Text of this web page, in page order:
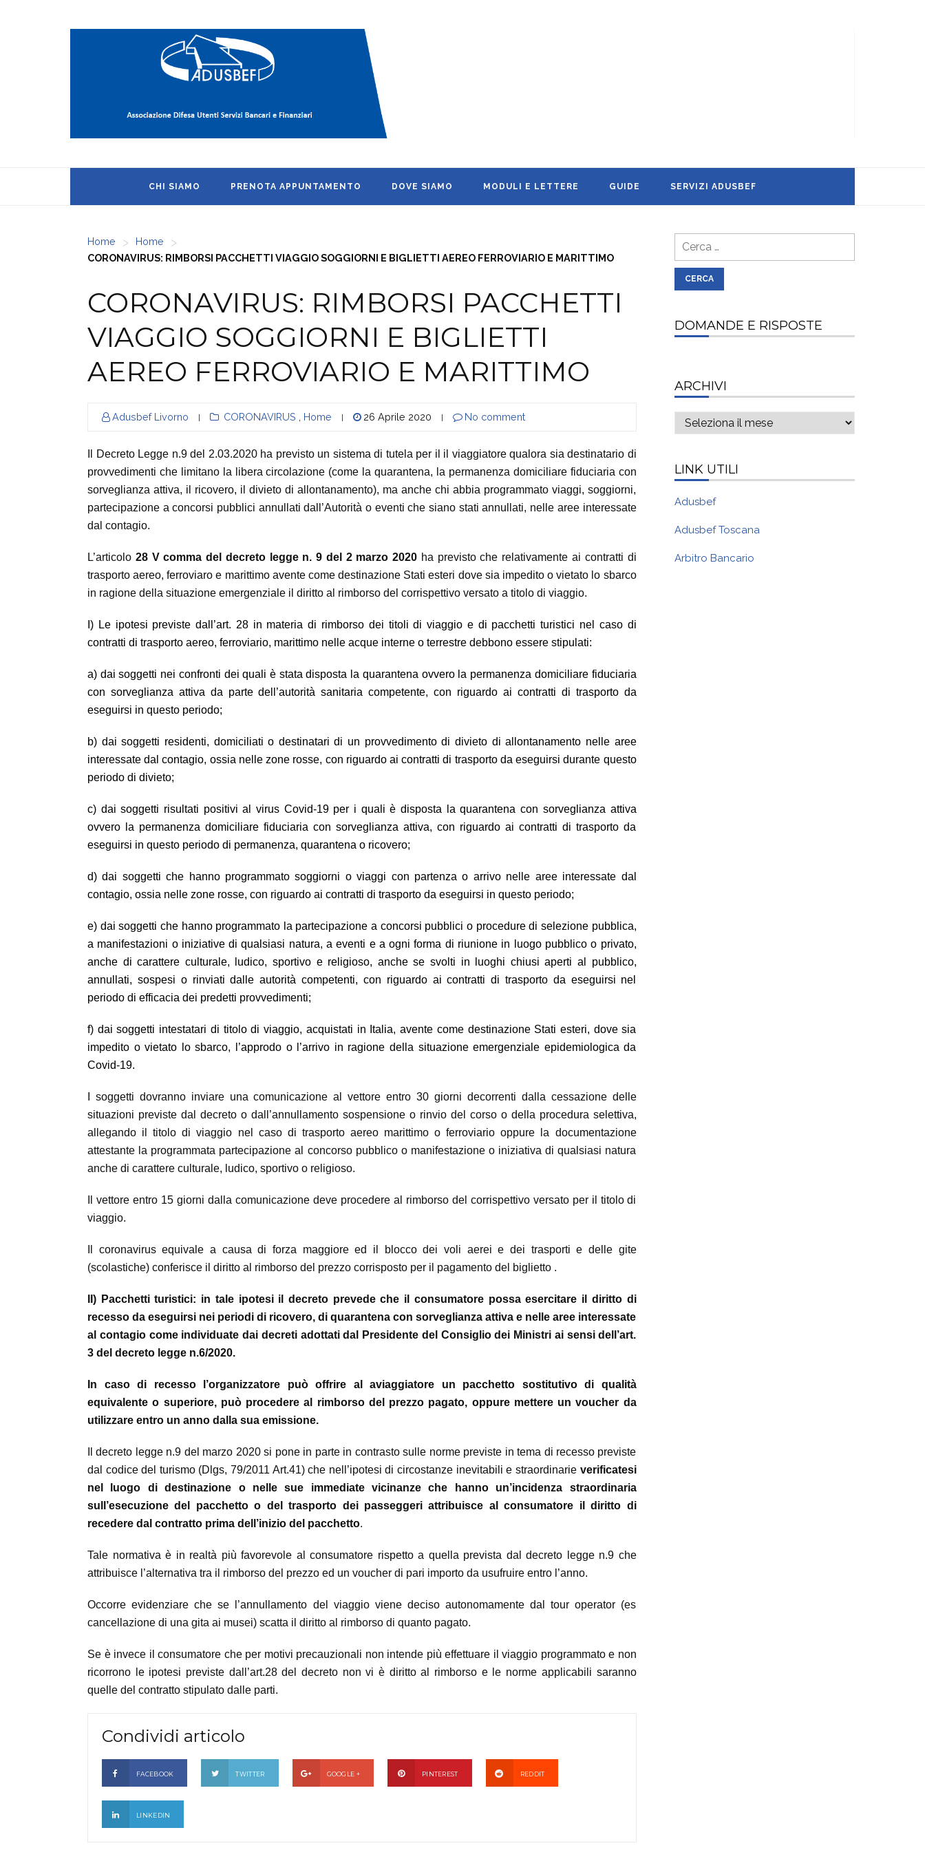
CHI SIAMO PRENOTA APPUNTAMENTO DOVE SIAMO MODULI E LETTERE GUIDE SERVIZI ADUSBEF
Home > Home >
CORONAVIRUS: RIMBORSI PACCHETTI VIAGGIO SOGGIORNI E BIGLIETTI AEREO FERROVIARIO E MARITTIMO
CORONAVIRUS: RIMBORSI PACCHETTI
VIAGGIO SOGGIORNI E BIGLIETTI
AEREO FERROVIARIO E MARITTIMO
Adusbef Livorno CORONAVIRUS Home 26 Aprile 2020 No comment
Il Decreto Legge n.9 del 2.03.2020 ha previsto un sistema di tutela per il il viaggiatore qualora sia destinatario di
provvedimenti che limitano la libera circolazione (come la quarantena, la permanenza domiciliare fiduciaria con
sorveglianza attiva, il ricovero, il divieto di allontanamento), ma anche chi abbia programmato viaggi, soggiorni,
partecipazione a concorsi pubblici annullati dall’Autorità o eventi che siano stati annullati, nelle aree interessate
dal contagio.
L’articolo 28 V comma del decreto legge n. 9 del 2 marzo 2020 ha previsto che relativamente ai contratti di
trasporto aereo, ferroviaro e marittimo avente come destinazione Stati esteri dove sia impedito o vietato lo sbarco
in ragione della situazione emergenziale il diritto al rimborso del corrispettivo versato a titolo di viaggio.
I) Le ipotesi previste dall’art. 28 in materia di rimborso dei titoli di viaggio e di pacchetti turistici nel caso di
contratti di trasporto aereo, ferroviario, marittimo nelle acque interne o terrestre debbono essere stipulati:
a) dai soggetti nei confronti dei quali è stata disposta la quarantena ovvero la permanenza domiciliare fiduciaria
con sorveglianza attiva da parte dell’autorità sanitaria competente, con riguardo ai contratti di trasporto da
eseguirsi in questo periodo;
b) dai soggetti residenti, domiciliati o destinatari di un provvedimento di divieto di allontanamento nelle aree
interessate dal contagio, ossia nelle zone rosse, con riguardo ai contratti di trasporto da eseguirsi durante questo
periodo di divieto;
c) dai soggetti risultati positivi al virus Covid-19 per i quali è disposta la quarantena con sorveglianza attiva
ovvero la permanenza domiciliare fiduciaria con sorveglianza attiva, con riguardo ai contratti di trasporto da
eseguirsi in questo periodo di permanenza, quarantena o ricovero;
d) dai soggetti che hanno programmato soggiorni o viaggi con partenza o arrivo nelle aree interessate dal
contagio, ossia nelle zone rosse, con riguardo ai contratti di trasporto da eseguirsi in questo periodo;
e) dai soggetti che hanno programmato la partecipazione a concorsi pubblici o procedure di selezione pubblica,
a manifestazioni o iniziative di qualsiasi natura, a eventi e a ogni forma di riunione in luogo pubblico o privato,
anche di carattere culturale, ludico, sportivo e religioso, anche se svolti in luoghi chiusi aperti al pubblico,
annullati, sospesi o rinviati dalle autorità competenti, con riguardo ai contratti di trasporto da eseguirsi nel
periodo di efficacia dei predetti provvedimenti;
f) dai soggetti intestatari di titolo di viaggio, acquistati in Italia, avente come destinazione Stati esteri, dove sia
impedito o vietato lo sbarco, l’approdo o l’arrivo in ragione della situazione emergenziale epidemiologica da
Covid-19.
I soggetti dovranno inviare una comunicazione al vettore entro 30 giorni decorrenti dalla cessazione delle
situazioni previste dal decreto o dall’annullamento sospensione o rinvio del corso o della procedura selettiva,
allegando il titolo di viaggio nel caso di trasporto aereo marittimo o ferroviario oppure la documentazione
attestante la programmata partecipazione al concorso pubblico o manifestazione o iniziativa di qualsiasi natura
anche di carattere culturale, ludico, sportivo o religioso.
Il vettore entro 15 giorni dalla comunicazione deve procedere al rimborso del corrispettivo versato per il titolo di
viaggio.
Il coronavirus equivale a causa di forza maggiore ed il blocco dei voli aerei e dei trasporti e delle gite
(scolastiche) conferisce il diritto al rimborso del prezzo corrisposto per il pagamento del biglietto .
II) Pacchetti turistici: in tale ipotesi il decreto prevede che il consumatore possa esercitare il diritto di
recesso da eseguirsi nei periodi di ricovero, di quarantena con sorveglianza attiva e nelle aree interessate
al contagio come individuate dai decreti adottati dal Presidente del Consiglio dei Ministri ai sensi dell’art.
3 del decreto legge n.6/2020.
In caso di recesso l’organizzatore può offrire al aviaggiatore un pacchetto sostitutivo di qualità
equivalente o superiore, può procedere al rimborso del prezzo pagato, oppure mettere un voucher da
utilizzare entro un anno dalla sua emissione.
Il decreto legge n.9 del marzo 2020 si pone in parte in contrasto sulle norme previste in tema di recesso previste
dal codice del turismo (Dlgs, 79/2011 Art.41) che nell’ipotesi di circostanze inevitabili e straordinarie verificatesi
nel luogo di destinazione o nelle sue immediate vicinanze che hanno un’incidenza straordinaria
sull’esecuzione del pacchetto o del trasporto dei passeggeri attribuisce al consumatore il diritto di
recedere dal contratto prima dell’inizio del pacchetto.
Tale normativa è in realtà più favorevole al consumatore rispetto a quella prevista dal decreto legge n.9 che
attribuisce l’alternativa tra il rimborso del prezzo ed un voucher di pari importo da usufruire entro l’anno.
Occorre evidenziare che se l’annullamento del viaggio viene deciso autonomamente dal tour operator (es
cancellazione di una gita ai musei) scatta il diritto al rimborso di quanto pagato.
Se è invece il consumatore che per motivi precauzionali non intende più effettuare il viaggio programmato e non
ricorrono le ipotesi previste dall’art.28 del decreto non vi è diritto al rimborso e le norme applicabili saranno
quelle del contratto stipulato dalle parti.
Condividi articolo
FACEBOOK TWITTER GOOGLE + PINTEREST REDDIT
LINKEDIN
Ricerca
per:
DOMANDE E RISPOSTE
ARCHIVI
Archivi
LINK UTILI
Adusbef
Adusbef Toscana
Arbitro Bancario